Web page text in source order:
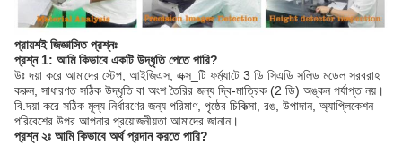
প্রায়শই জিজ্ঞাসিত প্রশ্নঃ
প্রশ্ন 1: আমি কিভাবে একটি উদ্ধৃতি পেতে পারি?
উঃ দয়া করে আমাদের স্টেপ, আইজিএস, এক্স_টি ফর্ম্যাটে 3 ডি সিএডি সলিড মডেল সরবরাহ
করুন, সাধারণত সঠিক উদ্ধৃতি বা অংশ তৈরির জন্য দ্বি-মাত্রিক (2 ডি) অঙ্কন পর্যাপ্ত নয়।
বি.দয়া করে সঠিক মূল্য নির্ধারণের জন্য পরিমাণ, পৃষ্ঠের চিকিত্সা, রঙ, উপাদান, অ্যাপ্লিকেশন
পরিবেশের উপর আপনার প্রয়োজনীয়তা আমাদের জানান।
প্রশ্ন ২ঃ আমি কিভাবে অর্থ প্রদান করতে পারি?